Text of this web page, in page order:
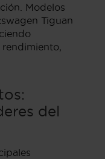
Modelos
Tiguan
del